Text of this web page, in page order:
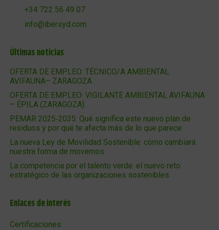
+34 722 56 49 07
info@ibersyd.com
Últimas noticias
OFERTA DE EMPLEO: TÉCNICO/A AMBIENTAL
AVIFAUNA– ZARAGOZA
OFERTA DE EMPLEO: VIGILANTE AMBIENTAL AVIFAUNA
– ÉPILA (ZARAGOZA)
PEMAR 2025‑2035: Qué significa este nuevo plan de
residuos y por qué te afecta más de lo que parece
La nueva Ley de Movilidad Sostenible: cómo cambiará
nuestra forma de movernos
La competencia por el talento verde: el nuevo reto
estratégico de las organizaciones sostenibles
Enlaces de interés
Certificaciones